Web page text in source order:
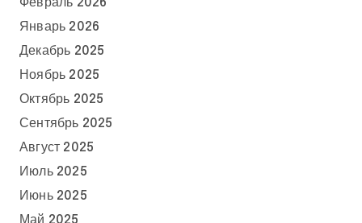
Январь 2026
Декабрь 2025
Ноябрь 2025
Октябрь 2025
Сентябрь 2025
Август 2025
Июль 2025
Июнь 2025
Май 2025